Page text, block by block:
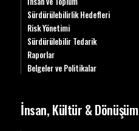
Sürdürülebilirlik Hedefleri
Risk Yönetimi
Sürdürülebilir Tedarik
Raporlar
Belgeler ve Politikalar
İnsan, Kültür & Dönüşüm